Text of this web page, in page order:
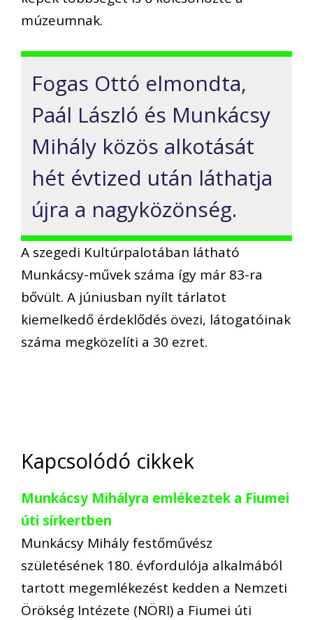
múzeumnak.
Fogas Ottó elmondta,
Paál László és Munkácsy
Mihály közös alkotását
hét évtized után láthatja
újra a nagyközönség.
A szegedi Kultúrpalotában látható
Munkácsy-művek száma így már 83-ra
bővült. A júniusban nyílt tárlatot
kiemelkedő érdeklődés övezi, látogatóinak
száma megközelíti a 30 ezret.
Kapcsolódó cikkek
Munkácsy Mihályra emlékeztek a Fiumei
úti sírkertben
Munkácsy Mihály festőművész
születésének 180. évfordulója alkalmából
tartott megemlékezést kedden a Nemzeti
Örökség Intézete (NÖRI) a Fiumei úti